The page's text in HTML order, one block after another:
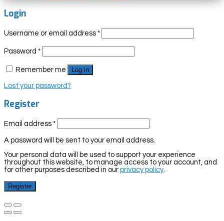
Login
Username or email address *
Password *
Remember me Log in
Lost your password?
Register
Email address *
A password will be sent to your email address.
Your personal data will be used to support your experience
throughout this website, to manage access to your account, and
for other purposes described in our privacy policy.
Register